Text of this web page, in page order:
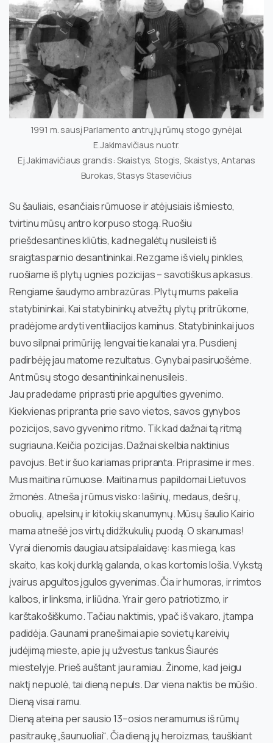
1991 m. sausį Parlamento antrųjų rūmų stogo gynėjai.
E.Jakimavičiaus nuotr.
Ej.Jakimavičiaus grandis: Skaistys, Stogis, Skaistys, Antanas
Burokas, Stasys Stasevičius
Su šauliais, esančiais rūmuose ir atėjusiais iš miesto,
tvirtinu mūsų antro korpuso stogą. Ruošiu
priešdesantines kliūtis, kad negalėtų nusileisti iš
sraigtasparnio desantininkai. Rezgame iš vielų pinkles,
ruošiame iš plytų ugnies pozicijas – savotiškus apkasus.
Rengiame šaudymo ambrazūras. Plytų mums pakelia
statybininkai. Kai statybininkų atvežtų plytų pritrūkome,
pradėjome ardyti ventiliacijos kaminus. Statybininkai juos
buvo silpnai primūriję, lengvai tie kanalai yra. Pusdienį
padirbėję jau matome rezultatus. Gynybai pasiruošėme.
Ant mūsų stogo desantininkai nenusileis.
Jau pradedame priprasti prie apgulties gyvenimo.
Kiekvienas pripranta prie savo vietos, savos gynybos
pozicijos, savo gyvenimo ritmo. Tik kad dažnai tą ritmą
sugriauna. Keičia pozicijas. Dažnai skelbia naktinius
pavojus. Bet ir šuo kariamas pripranta. Priprasime ir mes.
Mus maitina rūmuose. Maitina mus papildomai Lietuvos
žmonės. Atneša į rūmus visko: lašinių, medaus, dešrų,
obuolių, apelsinų ir kitokių skanumynų. Mūsų šaulio Kairio
mama atnešė jos virtų didžkukulių puodą. O skanumas!
Vyrai dienomis daugiau atsipalaidavę: kas miega, kas
skaito, kas kokį durklą galanda, o kas kortomis lošia. Vykstą
įvairus apgultos įgulos gyvenimas. Čia ir humoras, ir rimtos
kalbos, ir linksma, ir liūdna. Yra ir gero patriotizmo, ir
karštakošiškumo. Tačiau naktimis, ypač iš vakaro, įtampa
padidėja. Gaunami pranešimai apie sovietų kareivių
judėjimą mieste, apie jų užvestus tankus Šiaurės
miestelyje. Prieš auštant jau ramiau. Žinome, kad jeigu
naktį nepuolė, tai dieną nepuls. Dar viena naktis be mūšio.
Dieną visai ramu.
Dieną ateina per sausio 13–osios neramumus iš rūmų
pasitraukę „šaunuoliai“. Čia dieną jų heroizmas, tauškiant